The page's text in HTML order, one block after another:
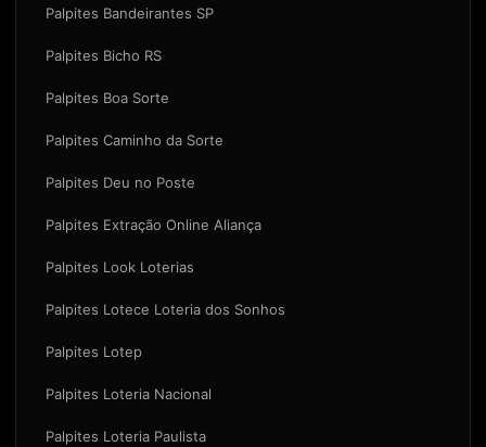
Palpites Bandeirantes SP
Palpites Bicho RS
Palpites Boa Sorte
Palpites Caminho da Sorte
Palpites Deu no Poste
Palpites Extração Online Aliança
Palpites Look Loterias
Palpites Lotece Loteria dos Sonhos
Palpites Lotep
Palpites Loteria Nacional
Palpites Loteria Paulista